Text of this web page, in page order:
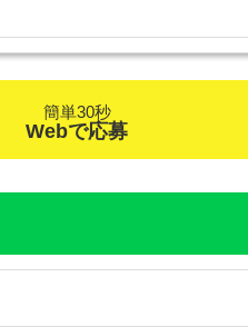
簡単30秒
Webで応募